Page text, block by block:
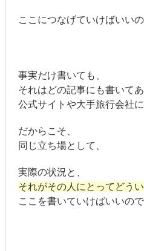
ここにつなげていけばいいの
事実だけ書いても、
それはどの記事にも書いてあ
公式サイトや大手旅行会社
だからこそ、
同じ立ち場として、
実際の状況と、
それがその人にとってどうい
ここを書いていけばいいので